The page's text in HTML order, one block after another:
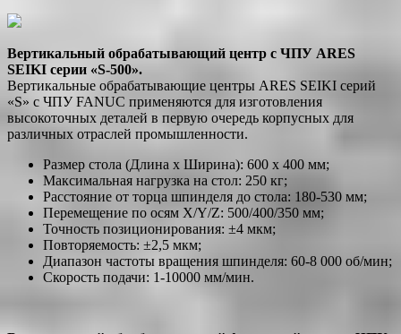
Вертикальный обрабатывающий центр с ЧПУ ARES
SEIKI серии «S-500».
Вертикальные обрабатывающие центры ARES SEIKI серий
«S» с ЧПУ FANUC применяются для изготовления
высокоточных деталей в первую очередь корпусных для
различных отраслей промышленности.
Размер стола (Длина х Ширина): 600 х 400 мм;
Максимальная нагрузка на стол: 250 кг;
Расстояние от торца шпинделя до стола: 180-530 мм;
Перемещение по осям X/Y/Z: 500/400/350 мм;
Точность позиционирования: ±4 мкм;
Повторяемость: ±2,5 мкм;
Диапазон частоты вращения шпинделя: 60-8 000 об/мин;
Скорость подачи: 1-10000 мм/мин.